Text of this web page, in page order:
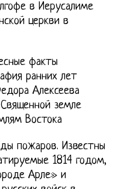
в Иерусалиме
церкви в
факты
ранних лет
Алексеева
земле
Востока
пожаров. Известны
1814 годом,
Арле» и